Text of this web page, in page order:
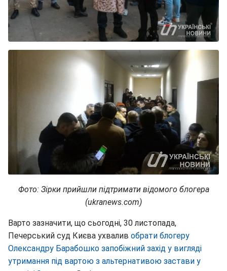
Фото: Зірки прийшли підтримати відомого блогера
(ukranews.com)
Варто зазначити, що сьогодні, 30 листопада,
Печерський суд Києва ухвалив обрати блогеру
Олександру Барабошко запобіжний захід у вигляді
утримання під вартою з альтернативою застави у